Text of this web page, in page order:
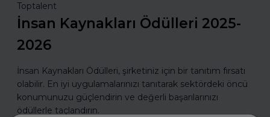
Toptalent
İnsan Kaynakları Ödülleri 2025-
2026
İnsan Kaynakları Ödülleri, şirketiniz için bir tanıtım fırsatı
olabilir. En iyi uygulamalarınızı tanıtarak sektördeki öncü
konumunuzu güçlendirin ve değerli başarılarınızı
ödüllerle taçlandırın.